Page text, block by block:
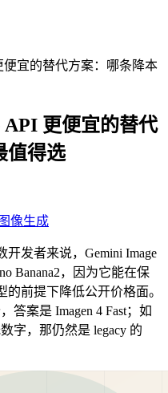
便宜的替代方案：哪条降本
API 更便宜的替代
值得选
像生成
开发者来说，Gemini Image
Banana2，因为它能在保
的前提下降低公开价格面。
答案是 Imagen 4 Fast；如
字，那仍然是 legacy 的